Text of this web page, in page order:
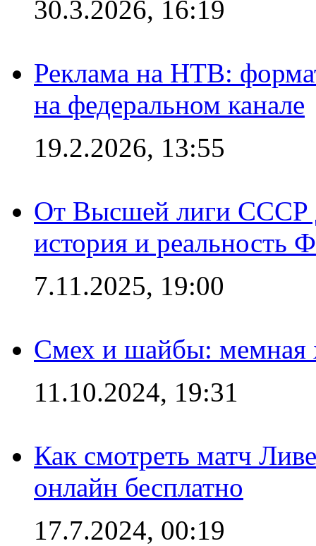
30.3.2026, 16:19
Реклама на НТВ:
на федеральном канале
19.2.2026, 13:55
От Высшей лиги СССР
история и реальность
7.11.2025, 19:00
Смех и шайбы: мемная
11.10.2024, 19:31
Как смотреть матч
онлайн бесплатно
17.7.2024, 00:19